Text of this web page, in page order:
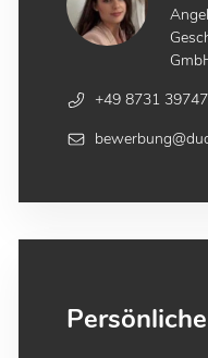
+49 8731